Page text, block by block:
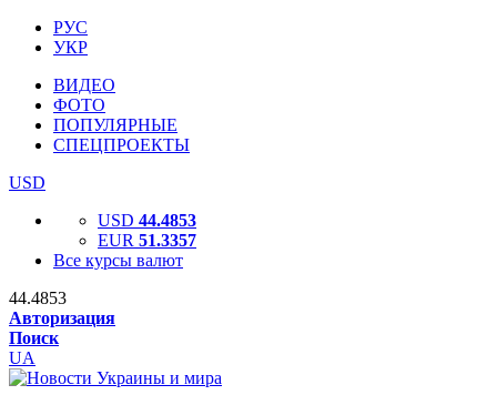
РУС
УКР
ВИДЕО
ФОТО
ПОПУЛЯРНЫЕ
СПЕЦПРОЕКТЫ
USD
USD 44.4853
EUR 51.3357
Все курсы валют
44.4853
Авторизация
Поиск
UA